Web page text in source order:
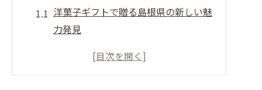
洋菓子ギフトで贈る島根県の新しい魅
力発見
島根県でしか買えない洋菓子の選び方